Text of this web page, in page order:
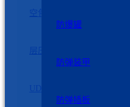
防爆罐
防弹装甲
防弹插板
空包
层压板
UD无纬布